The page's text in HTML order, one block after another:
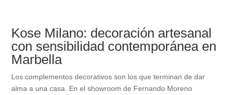
Kose Milano: decoración artesanal
con sensibilidad contemporánea en
Marbella
Los complementos decorativos son los que terminan de dar
alma a una casa. En el showroom de Fernando Moreno